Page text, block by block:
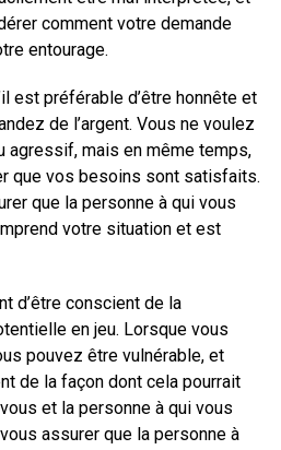
comment votre demande
entourage.
est préférable d’être honnête et
de l’argent. Vous ne voulez
agressif, mais en même temps,
que vos besoins sont satisfaits.
que la personne à qui vous
votre situation et est
d’être conscient de la
en jeu. Lorsque vous
pouvez être vulnérable, et
de la façon dont cela pourrait
et la personne à qui vous
assurer que la personne à